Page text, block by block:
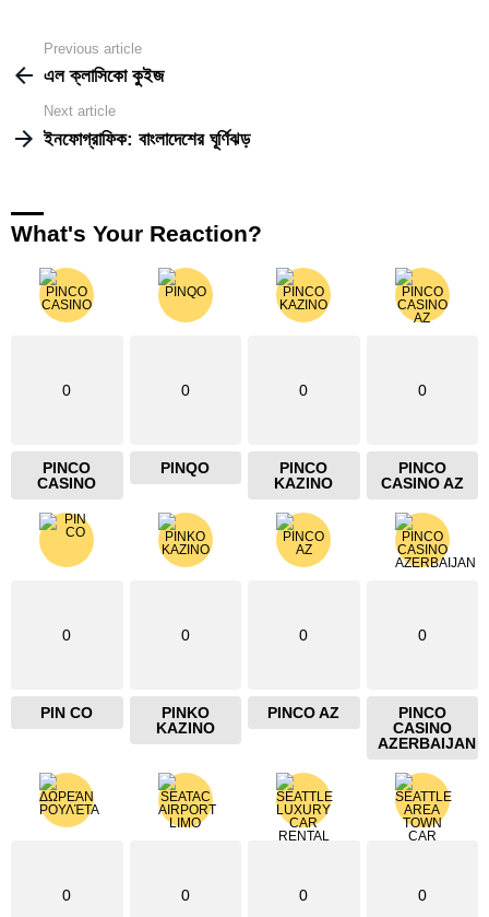
more
Previous article
এল ক্লাসিকো কুইজ
Next article
ইনফোগ্রাফিক: বাংলাদেশের ঘূর্ণিঝড়
What's Your Reaction?
0
PINCO
CASINO
0
PINQO
0
PINCO
KAZINO
0
PINCO
CASINO AZ
0
PIN CO
0
PINKO
KAZINO
0
PINCO AZ
0
PINCO
CASINO
AZERBAIJAN
0 0 0 0